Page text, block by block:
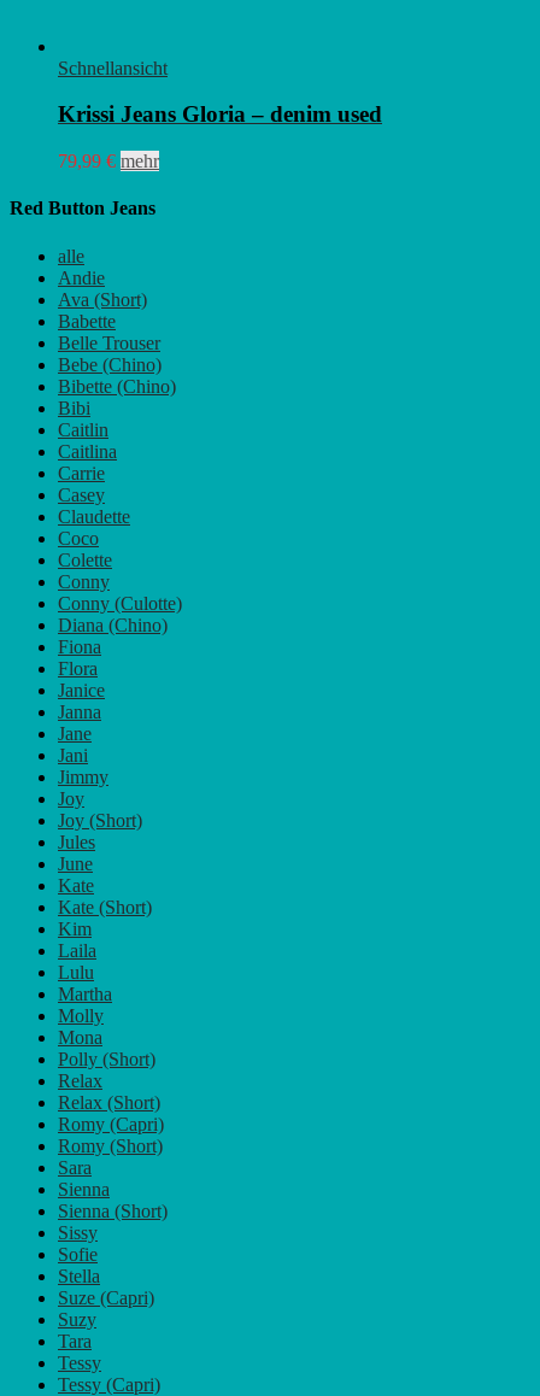
Schnellansicht
Krissi Jeans Gloria – denim used
79,99 € mehrDieses
auf
der
Produktseite
Red Button Jeans
alle
Andie
Ava (Short)
Babette
Belle Trouser
Bebe (Chino)
Bibette (Chino)
Bibi
Caitlin
Caitlina
Carrie
Casey
Claudette
Coco
Colette
Conny
Conny (Culotte)
Diana (Chino)
Fiona
Flora
Janice
Janna
Jane
Jani
Jimmy
Joy
Joy (Short)
Jules
June
Kate
Kate (Short)
Kim
Laila
Lulu
Martha
Molly
Mona
Polly (Short)
Relax
Relax (Short)
Romy (Capri)
Romy (Short)
Sara
Sienna
Sienna (Short)
Sissy
Sofie
Stella
Suze (Capri)
Suzy
Tara
Tessy
Tessy (Capri)